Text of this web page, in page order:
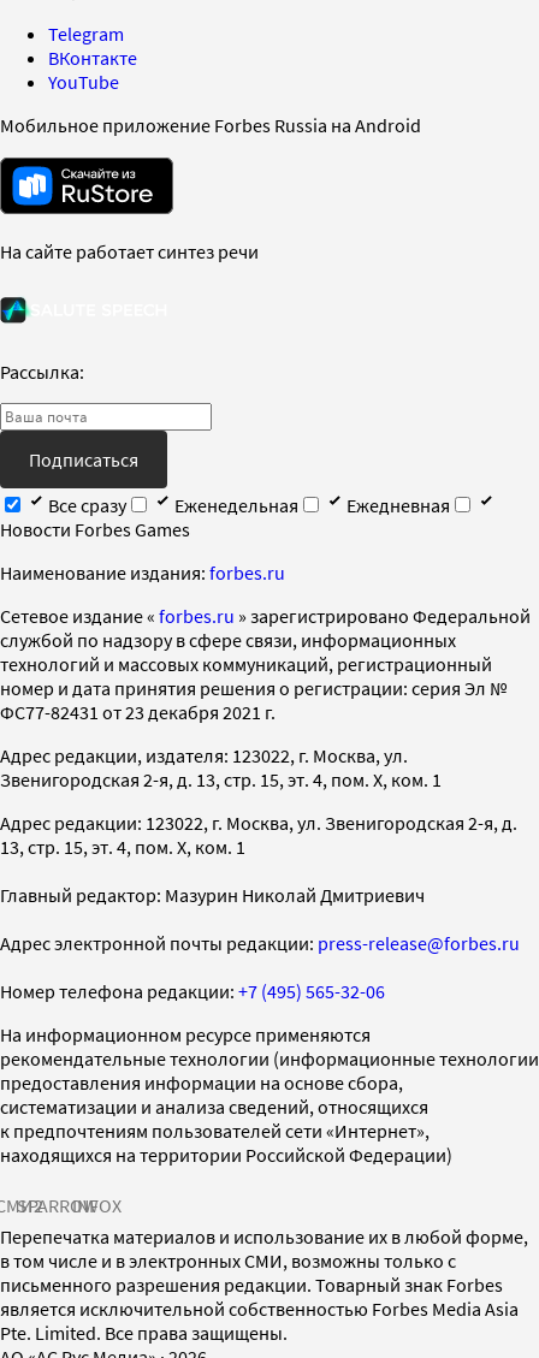
Telegram
ВКонтакте
YouTube
Мобильное приложение Forbes Russia на Android
На сайте работает синтез речи
Рассылка:
Подписаться
Все сразу
Еженедельная
Ежедневная
Новости Forbes Games
Наименование издания: forbes.ru
Cетевое издание « forbes.ru » зарегистрировано Федеральной
службой по надзору в сфере связи, информационных
технологий и массовых коммуникаций, регистрационный
номер и дата принятия решения о регистрации: серия Эл №
ФС77-82431 от 23 декабря 2021 г.
Адрес редакции, издателя: 123022, г. Москва, ул.
Звенигородская 2-я, д. 13, стр. 15, эт. 4, пом. X, ком. 1
Адрес редакции: 123022, г. Москва, ул. Звенигородская 2-я, д.
13, стр. 15, эт. 4, пом. X, ком. 1
Главный редактор: Мазурин Николай Дмитриевич
Адрес электронной почты редакции: press-release@forbes.ru
Номер телефона редакции: +7 (495) 565-32-06
На информационном ресурсе применяются
рекомендательные технологии (информационные технологии
предоставления информации на основе сбора,
систематизации и анализа сведений, относящихся
к предпочтениям пользователей сети «Интернет»,
находящихся на территории Российской Федерации)
SPARROWINFOX
Перепечатка материалов и использование их в любой форме,
в том числе и в электронных СМИ, возможны только с
письменного разрешения редакции. Товарный знак Forbes
является исключительной собственностью Forbes Media Asia
Pte. Limited. Все права защищены.